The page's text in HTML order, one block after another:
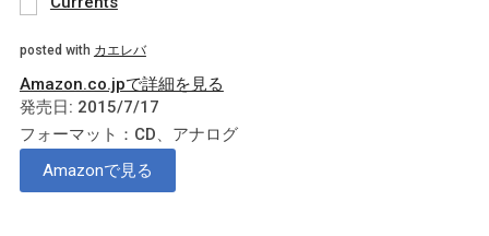
posted with カエレバ
Amazon.co.jpで詳細を見る
発売日: 2015/7/17
フォーマット：CD、アナログ
Amazonで見る